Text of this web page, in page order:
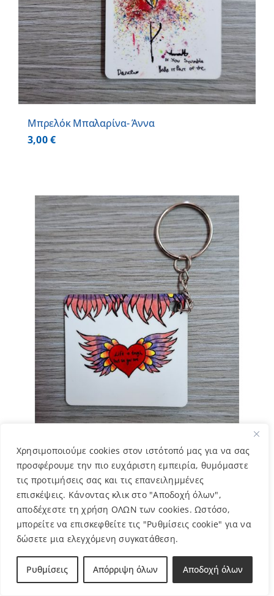
Χρησιμοποιούμε cookies στον ιστότοπό μας για να σας
προσφέρουμε την πιο ευχάριστη εμπειρία, θυμόμαστε
τις προτιμήσεις σας και τις επανειλημμένες
επισκέψεις. Κάνοντας κλικ στο "Αποδοχή όλων",
αποδέχεστε τη χρήση ΟΛΩΝ των cookies. Ωστόσο,
μπορείτε να επισκεφθείτε τις "Ρυθμίσεις cookie" για να
δώσετε μια ελεγχόμενη συγκατάθεση.
Ρυθμίσεις Απόρριψη όλων Αποδοχή όλων
Μπρελόκ Μπαλαρίνα- Άννα
3,00€
Μπρελόκ Καρδιά- Ελένη
3,00€